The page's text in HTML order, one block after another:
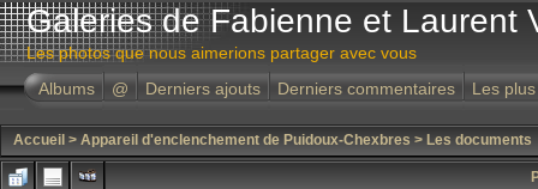
Galeries de Fabienne et Laurent
Les photos que nous aimerions partager avec vous
Albums
@ Derniers ajouts Derniers commentaires Les
Accueil > Appareil d'enclenchement de Puidoux-Chexbres > Les documents